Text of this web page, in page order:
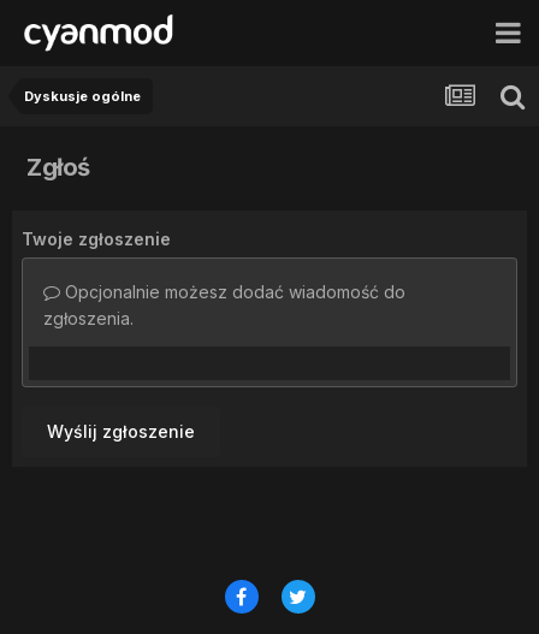
Dyskusje ogólne
Zgłoś
Twoje zgłoszenie
Opcjonalnie możesz dodać wiadomość do
zgłoszenia.
Wyślij zgłoszenie